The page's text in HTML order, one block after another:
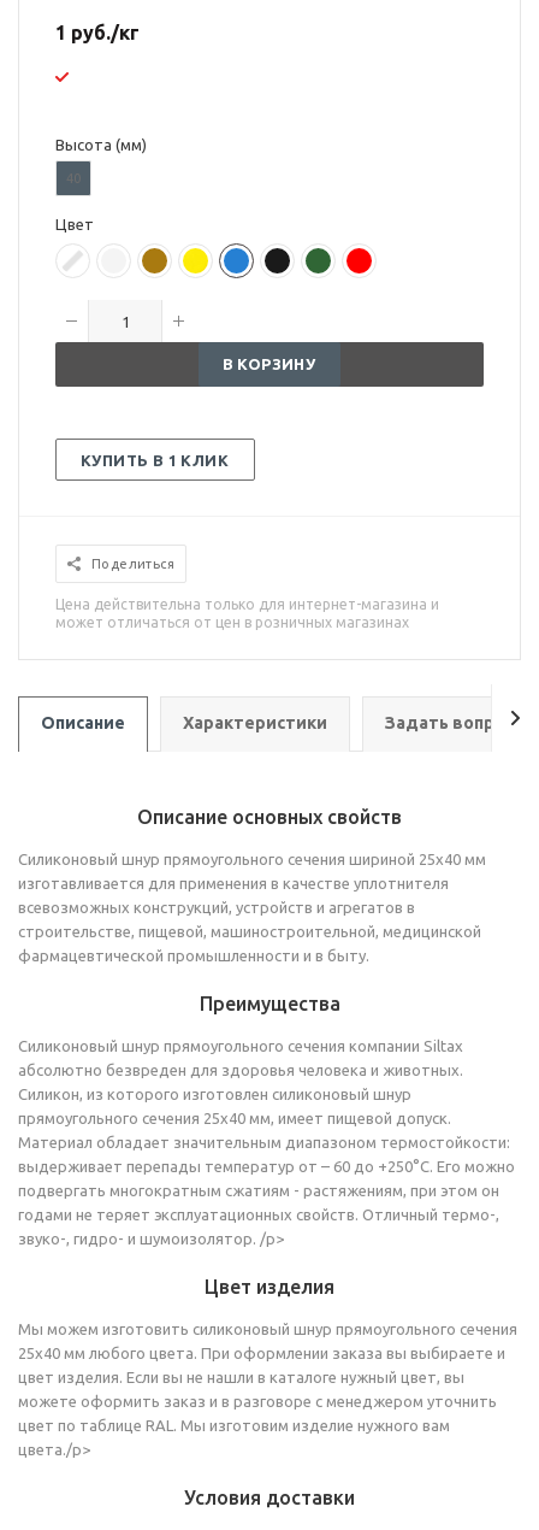
1 руб./кг
Высота (мм)
40
Цвет
В КОРЗИНУ
КУПИТЬ В 1 КЛИК
Поделиться
Цена действительна только для интернет-магазина и
может отличаться от цен в розничных магазинах
Описание Характеристики Задать вопрос
Описание основных свойств
Силиконовый шнур прямоугольного сечения шириной 25х40 мм
изготавливается для применения в качестве уплотнителя
всевозможных конструкций, устройств и агрегатов в
строительстве, пищевой, машиностроительной, медицинской
фармацевтической промышленности и в быту.
Преимущества
Силиконовый шнур прямоугольного сечения компании Siltax
абсолютно безвреден для здоровья человека и животных.
Силикон, из которого изготовлен силиконовый шнур
прямоугольного сечения 25х40 мм, имеет пищевой допуск.
Материал обладает значительным диапазоном термостойкости:
выдерживает перепады температур от – 60 до +250°C. Его можно
подвергать многократным сжатиям - растяжениям, при этом он
годами не теряет эксплуатационных свойств. Отличный термо-,
звуко-, гидро- и шумоизолятор. /p>
Цвет изделия
Мы можем изготовить силиконовый шнур прямоугольного сечения
25х40 мм любого цвета. При оформлении заказа вы выбираете и
цвет изделия. Если вы не нашли в каталоге нужный цвет, вы
можете оформить заказ и в разговоре с менеджером уточнить
цвет по таблице RAL. Мы изготовим изделие нужного вам
цвета./p>
Условия доставки